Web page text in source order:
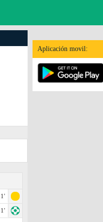
Aplicación movil: